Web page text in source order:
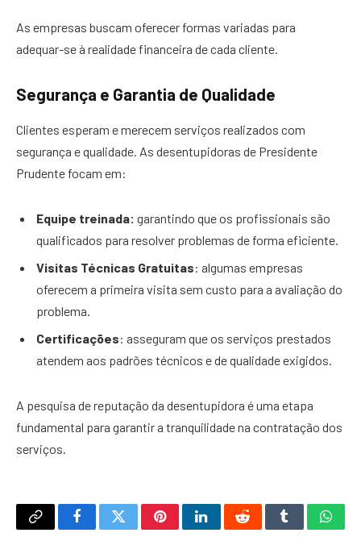
As empresas buscam oferecer formas variadas para
adequar-se à realidade financeira de cada cliente.
Segurança e Garantia de Qualidade
Clientes esperam e merecem serviços realizados com
segurança e qualidade. As desentupidoras de Presidente
Prudente focam em:
Equipe treinada: garantindo que os profissionais são
qualificados para resolver problemas de forma eficiente.
Visitas Técnicas Gratuitas: algumas empresas
oferecem a primeira visita sem custo para a avaliação do
problema.
Certificações: asseguram que os serviços prestados
atendem aos padrões técnicos e de qualidade exigidos.
A pesquisa de reputação da desentupidora é uma etapa
fundamental para garantir a tranquilidade na contratação dos
serviços.
Copy
FacebookTwitterPinterestLinkedInRedditTumblr